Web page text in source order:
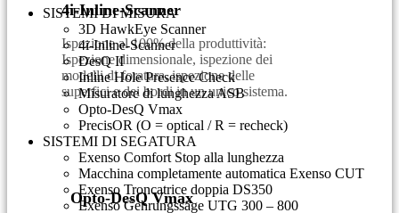
4i-Inline-Scanner
Ispezione al 100% della produttività:
Ispezione dimensionale, ispezione dei
modelli di foratura, ispezione delle
superfici e dei bordi in un unico sistema.
Opto-DesQ Vmax
SISTEMI DI MISURA
3D HawkEye Scanner
4i-Inline-Scanner
DesQ II
Inline Hole Presence Check
Misuratore di lunghezza ASB
Opto-DesQ Vmax
PrecisOR (O = optical / R = recheck)
SISTEMI DI SEGATURA
Exenso Comfort Stop alla lunghezza
Macchina completamente automatica Exenso CUT
Exenso Troncatrice doppia DS350
Exenso Gehrungssäge UTG 300 – 800